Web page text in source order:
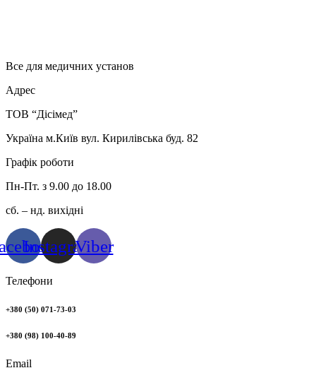
Все для медичних установ
Адрес
ТОВ “Дісімед”
Україна м.Київ вул. Кирилівська буд. 82
Графік роботи
Пн-Пт. з 9.00 до 18.00
сб. – нд. вихідні
InstagramViber
Телефони
+380 (50) 071-73-03
+380 (98) 100-40-89
Email